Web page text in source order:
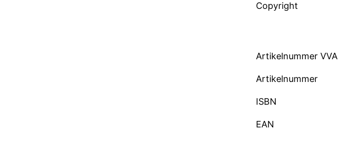
Copyright
Artikelnummer VVA
Artikelnummer
ISBN
EAN